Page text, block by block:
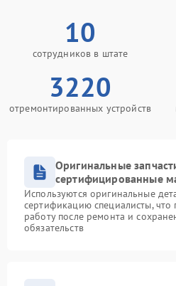
10
сотрудников в штате
3220
отремонтированных устройств
Оригинальные
сертифицированные
Используются оригинальные
сертификацию специалисты, что
работу после ремонта и
обязательств